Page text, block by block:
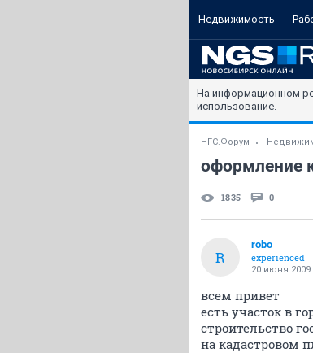
Недвижимость
На информационном
использование.
НГС.Форум
оформление
1835 0
R
robo
experienced
20 июня 2009
всем привет
есть участок в
строительство
на кадастровом